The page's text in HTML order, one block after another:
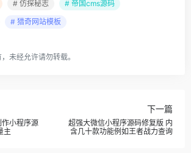
# 仿探秘志
# 帝国cms源码
# 猎奇网站模板
未经允许请勿转载。
小程序源
主
下一篇
超强大微信小程序源码修复版 内
含几十款功能例如王者战力查询